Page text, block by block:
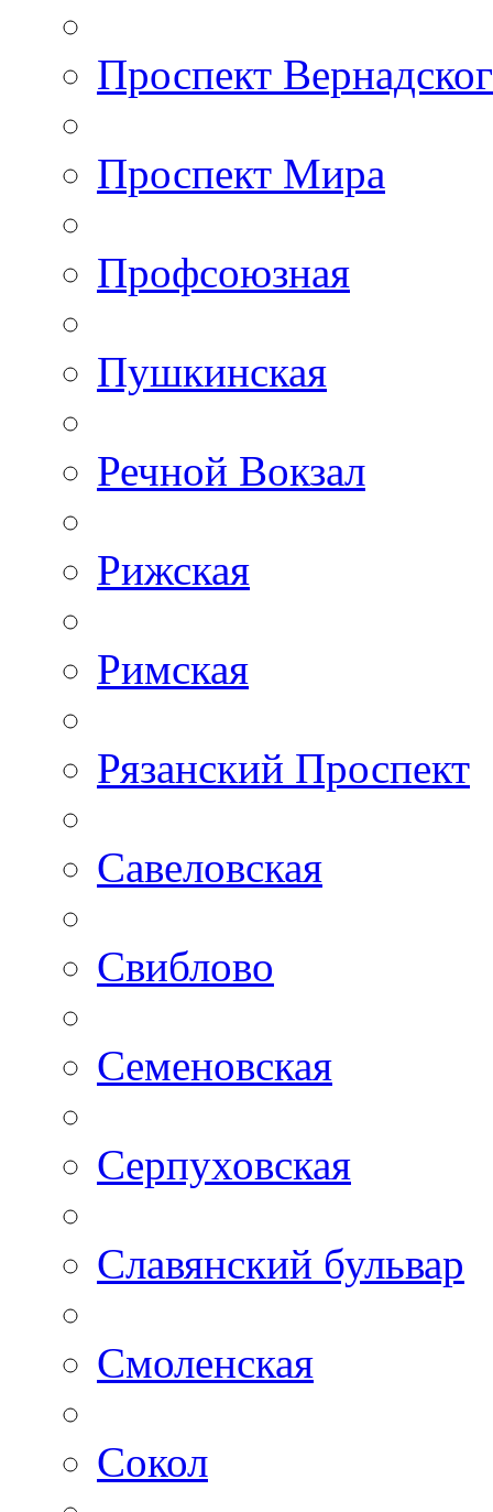
Проспект
Проспект Мира
Профсоюзная
Пушкинская
Речной Вокзал
Рижская
Римская
Рязанский Проспект
Савеловская
Свиблово
Семеновская
Серпуховская
Славянский бульвар
Смоленская
Сокол